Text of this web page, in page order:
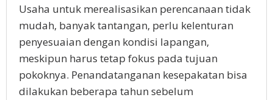
Usaha untuk merealisasikan perencanaan tidak
mudah, banyak tantangan, perlu kelenturan
penyesuaian dengan kondisi lapangan,
meskipun harus tetap fokus pada tujuan
pokoknya. Penandatanganan kesepakatan bisa
dilakukan beberapa tahun sebelum